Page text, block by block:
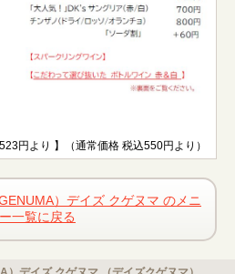
円より 】（通常価格 税込550円より）
）デイズ クゲヌマ のメニ
一覧に戻る